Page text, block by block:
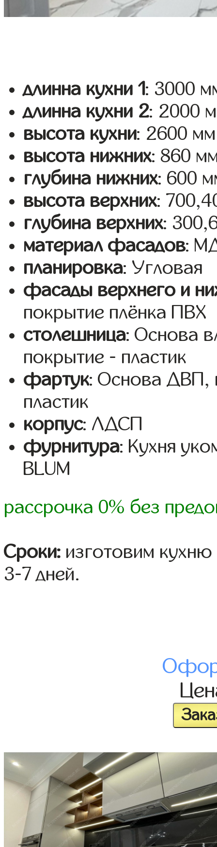
длинна кухни 1: 3000
длинна кухни 2: 2000
высота кухни: 2600 мм
высота нижних: 860
глубина нижних: 600
высота верхних:
глубина верхних:
материал фасадов:
планировка: Угловая
фасады верхнего и
покрытие плёнка ПВХ
столешница: Основа
покрытие - пластик
фартук: Основа ДВП,
пластик
корпус: ЛДСП
фурнитура: Кухня
BLUM
рассрочка 0% без
Сроки: изготовим
3-7 дней.